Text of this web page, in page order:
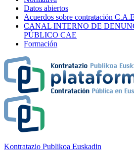
Datos abiertos
Acuerdos sobre contratación
CANAL INTERNO DE
PÚBLICO CAE
Formación
Kontratazio Publikoa Euskadin